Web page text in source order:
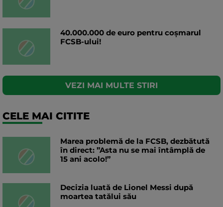
40.000.000 de euro pentru coșmarul
FCSB-ului!
VEZI MAI MULTE STIRI
CELE MAI CITITE
Marea problemă de la FCSB, dezbătută
în direct: ”Asta nu se mai întâmplă de
15 ani acolo!”
Decizia luată de Lionel Messi după
moartea tatălui său